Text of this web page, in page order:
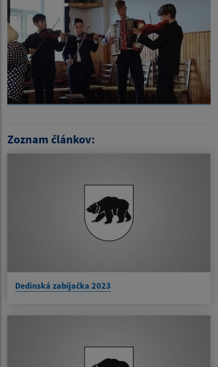
Zoznam článkov:
Dedinská zabíjačka 2023